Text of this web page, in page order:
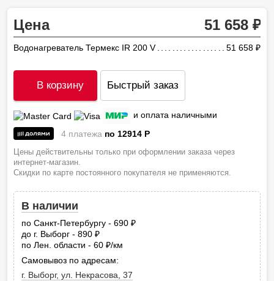
Цена 51 658
Водонагреватель Термекс IR 200 V 51 658
В корзину Быстрый заказ
и оплата наличными
4 платежа по 12914 P
Цены действительны только при оформлении заказа через
интернет-магазин.
Скидки по карте постоянного покупателя не применяются.
В наличии
по Санкт-Петербургу - 690
до г. Выборг - 890
по Лен. области - 60
руб.
/км
Самовывоз по адресам:
г. Выборг, ул. Некрасова, 37